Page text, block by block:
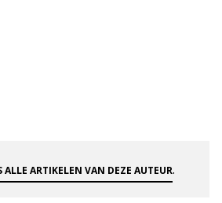
ALLE ARTIKELEN VAN DEZE AUTEUR.